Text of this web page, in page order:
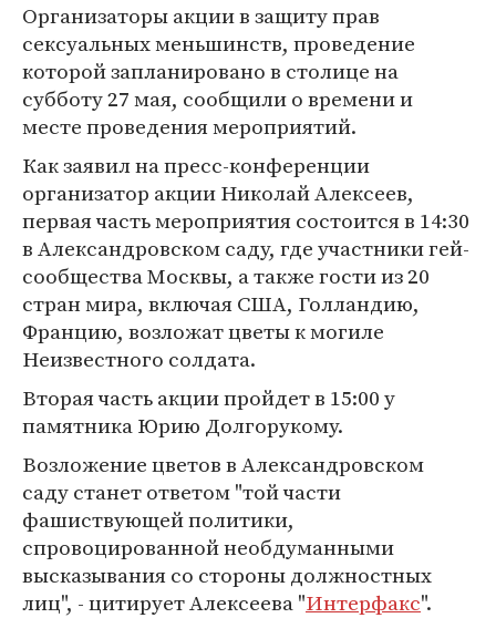
Организаторы акции в защиту прав
сексуальных меньшинств, проведение
которой запланировано в столице на
субботу 27 мая, сообщили о времени и
месте проведения мероприятий.
Как заявил на пресс-конференции
организатор акции Николай Алексеев,
первая часть мероприятия состоится в 14:30
в Александровском саду, где участники гей-
сообщества Москвы, а также гости из 20
стран мира, включая США, Голландию,
Францию, возложат цветы к могиле
Неизвестного солдата.
Вторая часть акции пройдет в 15:00 у
памятника Юрию Долгорукому.
Возложение цветов в Александровском
саду станет ответом "той части
фашиствующей политики,
спровоцированной необдуманными
высказывания со стороны должностных
лиц", - цитирует Алексеева "Интерфакс".